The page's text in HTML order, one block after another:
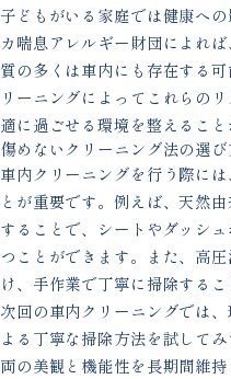
子どもがいる家庭では健康へ
カ喘息アレルギー財団によれ
質の多くは車内にも存在する
リーニングによってこれらの
適に過ごせる環境を整えること
傷めないクリーニング法の選び
車内クリーニングを行う際に
とが重要です。例えば、天然
することで、シートやダッシ
つことができます。また、高
け、手作業で丁寧に掃除するこ
次回の車内クリーニングでは
よる丁寧な掃除方法を試して
両の美観と機能性を長期間維